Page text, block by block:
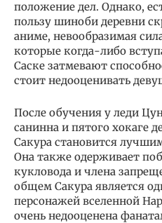
положение дел. Однако,
пользу шиноби деревни
аниме, невообразимая
которые когда-либо
Саске затмевают
стоит недооценивать
После обучения у леди
санинна и пятого хокаге
Сакура становится
Она также одерживает
кукловода и члена
общем Сакура является
персонажей вселенной
очень недооценена